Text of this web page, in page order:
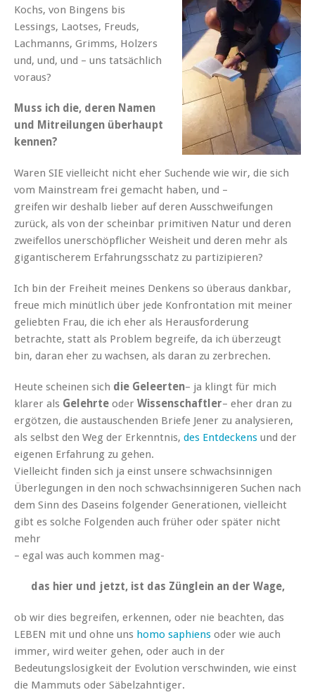
Kochs, von Bingens bis
Lessings, Laotses, Freuds,
Lachmanns, Grimms, Holzers
und, und, und – uns tatsächlich
voraus?
Muss ich die, deren Namen
und Mitreilungen überhaupt
kennen?
Waren SIE vielleicht nicht eher Suchende wie wir, die sich
vom Mainstream frei gemacht haben, und –
greifen wir deshalb lieber auf deren Ausschweifungen
zurück, als von der scheinbar primitiven Natur und deren
zweifellos unerschöpflicher Weisheit und deren mehr als
gigantischerem Erfahrungsschatz zu partizipieren?
Ich bin der Freiheit meines Denkens so überaus dankbar,
freue mich minütlich über jede Konfrontation mit meiner
geliebten Frau, die ich eher als Herausforderung
betrachte, statt als Problem begreife, da ich überzeugt
bin, daran eher zu wachsen, als daran zu zerbrechen.
Heute scheinen sich die Geleerten– ja klingt für mich
klarer als Gelehrte oder Wissenschaftler– eher dran zu
ergötzen, die austauschenden Briefe Jener zu analysieren,
als selbst den Weg der Erkenntnis, des Entdeckens und der
eigenen Erfahrung zu gehen.
Vielleicht finden sich ja einst unsere schwachsinnigen
Überlegungen in den noch schwachsinnigeren Suchen nach
dem Sinn des Daseins folgender Generationen, vielleicht
gibt es solche Folgenden auch früher oder später nicht
mehr
– egal was auch kommen mag-
das hier und jetzt, ist das Zünglein an der Wage,
ob wir dies begreifen, erkennen, oder nie beachten, das
LEBEN mit und ohne uns homo saphiens oder wie auch
immer, wird weiter gehen, oder auch in der
Bedeutungslosigkeit der Evolution verschwinden, wie einst
die Mammuts oder Säbelzahntiger.